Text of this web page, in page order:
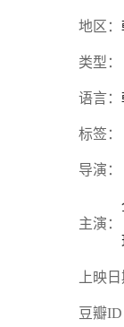
地区：
类型：
语言：
标签：
导演：
主演：
上映
豆瓣